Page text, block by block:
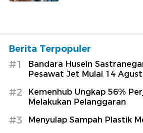
Berita Terpopuler
#1
Bandara Husein
Pesawat Jet Mulai 14
#2
Kemenhub Ungkap 56%
Melakukan Pelanggaran
#3 Menyulap Sampah Plastik